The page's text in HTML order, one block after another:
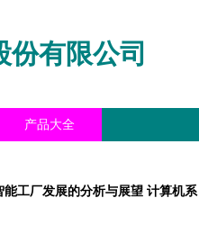
有限公司
产品大全
能工厂发展的分析与展望 计算机系